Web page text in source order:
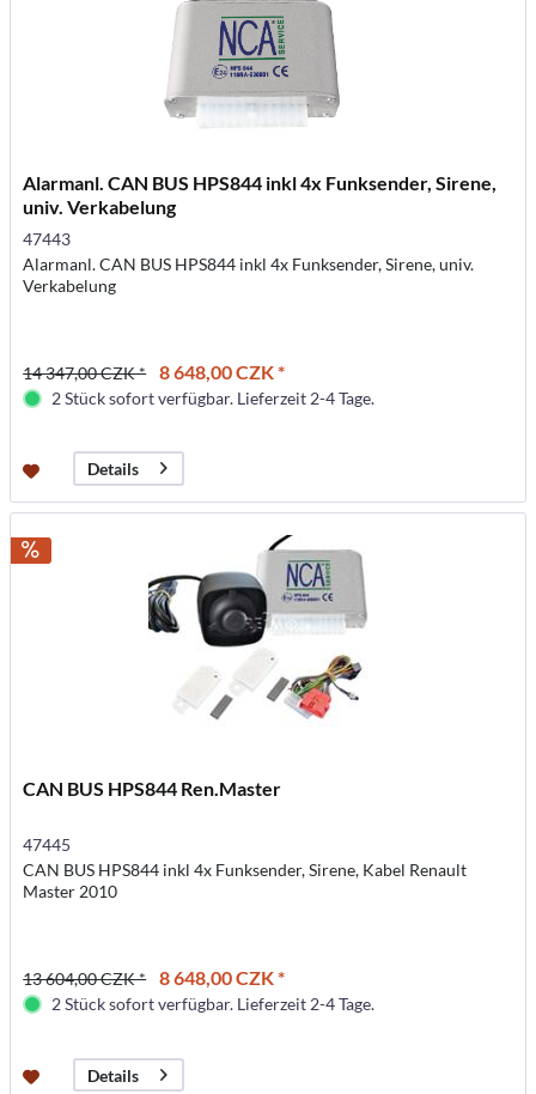
Alarmanl. CAN BUS HPS844 inkl 4x Funksender, Sirene,
univ. Verkabelung
47443
Alarmanl. CAN BUS HPS844 inkl 4x Funksender, Sirene, univ.
Verkabelung
14 347,00 CZK * 8 648,00 CZK *
2 Stück sofort verfügbar. Lieferzeit 2-4 Tage.
Details
CAN BUS HPS844 Ren.Master
47445
CAN BUS HPS844 inkl 4x Funksender, Sirene, Kabel Renault
Master 2010
13 604,00 CZK * 8 648,00 CZK *
2 Stück sofort verfügbar. Lieferzeit 2-4 Tage.
Details